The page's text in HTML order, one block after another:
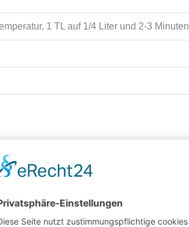
1 TL auf 1/4 Liter und 2-3
Schwarzer